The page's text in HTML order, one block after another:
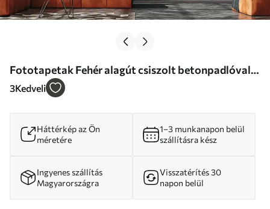
Fototapetak Fehér alagút csiszolt betonpadlóval
Nr. u95075
3Kedveli
Háttérkép az Ön
méretére
1–3 munkanapon belül
szállításra kész
Ingyenes szállítás
Magyarországra
Visszatérítés 30
napon belül